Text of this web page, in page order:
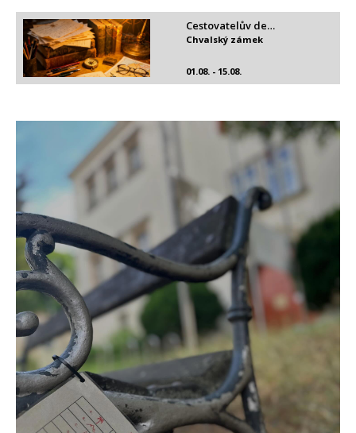
Cestovatelův de…
01.08. - 15.08.
Chvalský zámek